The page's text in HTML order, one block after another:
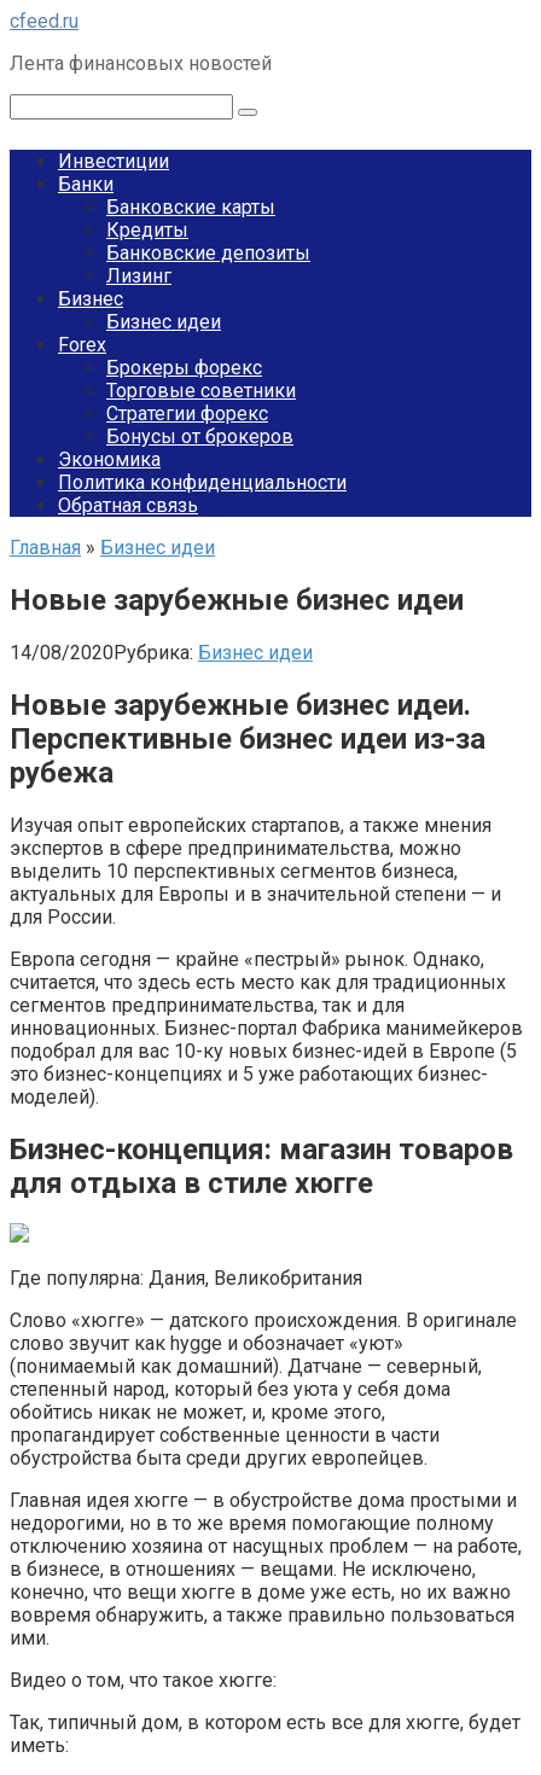
Перейти
контенту
cfeed.ru
Лента финансовых новостей
Инвестиции
Банки
Банковские карты
Кредиты
Банковские депозиты
Лизинг
Бизнес
Бизнес идеи
Forex
Брокеры форекс
Торговые советники
Стратегии форекс
Бонусы от брокеров
Экономика
Политика конфиденциальности
Обратная связь
Главная » Бизнес идеи
Новые зарубежные бизнес идеи
14/08/2020Рубрика: Бизнес идеи
Новые зарубежные бизнес идеи.
Перспективные бизнес идеи из-за
рубежа
Изучая опыт европейских стартапов, а также мнения
экспертов в сфере предпринимательства, можно
выделить 10 перспективных сегментов бизнеса,
актуальных для Европы и в значительной степени — и
для России.
Европа сегодня — крайне «пестрый» рынок. Однако,
считается, что здесь есть место как для традиционных
сегментов предпринимательства, так и для
инновационных. Бизнес-портал Фабрика манимейкеров
подобрал для вас 10-ку новых бизнес-идей в Европе (5
это бизнес-концепциях и 5 уже работающих бизнес-
моделей).
Бизнес-концепция: магазин товаров
для отдыха в стиле хюгге
Где популярна: Дания, Великобритания
Слово «хюгге» — датского происхождения. В оригинале
слово звучит как hygge и обозначает «уют»
(понимаемый как домашний). Датчане — северный,
степенный народ, который без уюта у себя дома
обойтись никак не может, и, кроме этого,
пропагандирует собственные ценности в части
обустройства быта среди других европейцев.
Главная идея хюгге — в обустройстве дома простыми и
недорогими, но в то же время помогающие полному
отключению хозяина от насущных проблем — на работе,
в бизнесе, в отношениях — вещами. Не исключено,
конечно, что вещи хюгге в доме уже есть, но их важно
вовремя обнаружить, а также правильно пользоваться
ими.
Видео о том, что такое хюгге:
Так, типичный дом, в котором есть все для хюгге, будет
иметь: